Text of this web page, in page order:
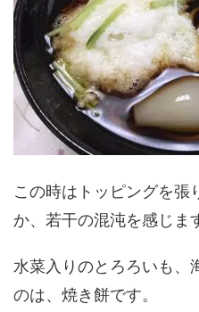
この時はトッピングを張
か、若干の混沌を感じま
水菜入りのとろろいも、
のは、焼き餅です。